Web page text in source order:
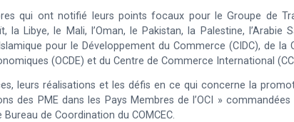
qui ont notifié leurs points focaux pour le Groupe de
la Libye, le Mali, l’Oman, le Pakistan, la Palestine,
pour le Développement du Commerce (CIDC), de la
(OCDE) et du Centre de Commerce International
leurs réalisations et les défis en ce qui concerne la
PME dans les Pays Membres de l’OCI » commandées
de Coordination du COMCEC.